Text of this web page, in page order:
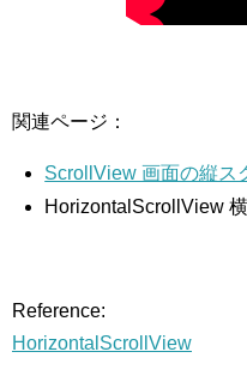
関連ページ：
ScrollView 画面の縦ス
HorizontalScrollView
Reference:
HorizontalScrollView